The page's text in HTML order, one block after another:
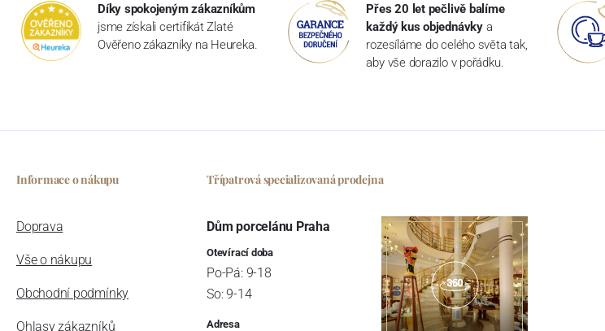
Díky spokojeným zákazníkům
jsme získali certifikát Zlaté
Ověřeno zákazníky na Heureka.
Přes 20 let pečlivě balíme
každý kus objednávky a
rozesíláme do celého světa tak,
aby vše dorazilo v pořádku.
Informace o nákupu
Doprava
Vše o nákupu
Obchodní podmínky
Ohlasy zákazníků
Třípatrová specializovaná prodejna
Dům porcelánu Praha
Otevírací doba
Po-Pá: 9-18
So: 9-14
Adresa